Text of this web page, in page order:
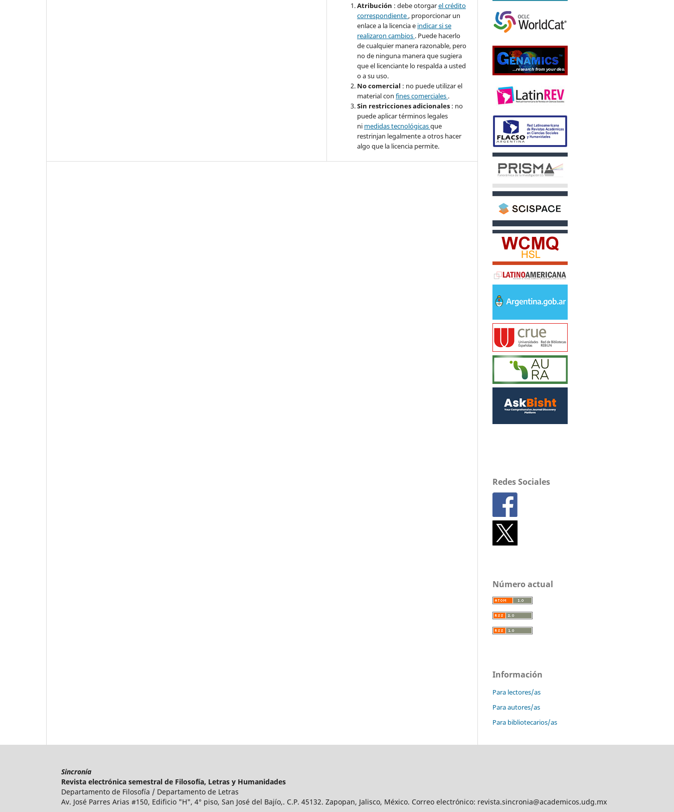
Atribución : debe otorgarel crédito
correspondiente, proporcionar un
enlace a la licencia e indicar si se
realizaron cambios . Puede hacerlo
de cualquier manera razonable, pero
no de ninguna manera que sugiera
que el licenciante lo respalda a usted
o a su uso.
No comercial : no puede utilizar el
material confines comerciales .
Sin restricciones adicionales : no
puede aplicar términos legales
ni medidas tecnológicasque
restrinjan legalmente a otros hacer
algo que la licencia permite.
Redes Sociales
Número actual
Información
Para lectores/as
Para autores/as
Para bibliotecarios/as
Sincronía
Revista electrónica semestral de Filosofía, Letras y Humanidades
Departamento de Filosofía / Departamento de Letras
Av. José Parres Arias #150, Edificio "H", 4° piso, San José del Bajío,. C.P. 45132. Zapopan, Jalisco, México. Correo electrónico: revista.sincronia@academicos.udg.mx